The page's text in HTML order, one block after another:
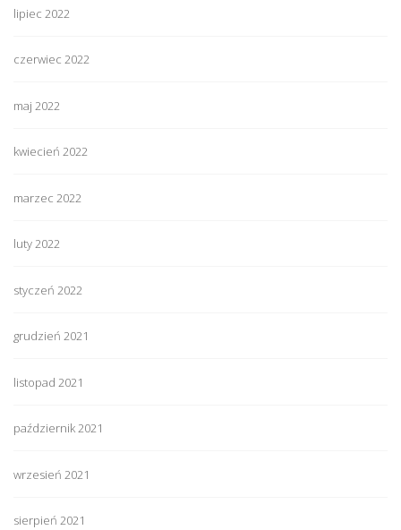
lipiec 2022
czerwiec 2022
maj 2022
kwiecień 2022
marzec 2022
luty 2022
styczeń 2022
grudzień 2021
listopad 2021
październik 2021
wrzesień 2021
sierpień 2021